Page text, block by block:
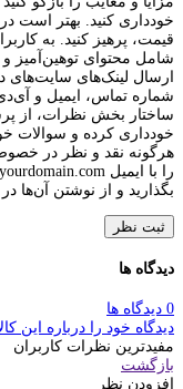
خودداری کنید. بهتر است
قیمت، پرهیز کنید. به
شامل محتوای توهین‌آمیز
ارسال لینک‌های سایت‌های
شماره تماس، ایمیل و
ساختار بخش نظرات، از
خودداری کرده و سوالات
هرگونه نقد و نظر در
بگذارید و از نوشتن آن‌ها
ثبت نظر
دیدگاه ها
0 دیدگاه ها
دیدگاه خود را درباره این
مفیدترین نظرات کاربران
بازگشت
افزودن نظر